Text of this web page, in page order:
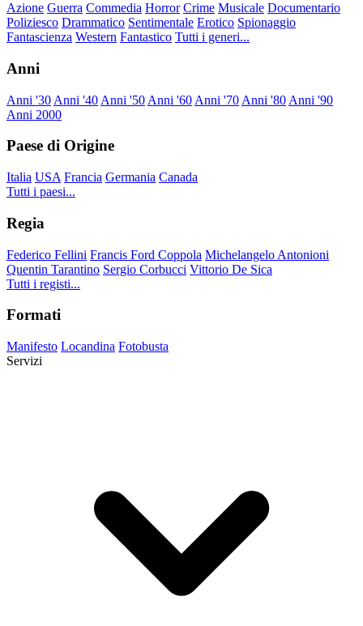
Azione Guerra Commedia Horror Crime Musicale Documentario
Poliziesco Drammatico Sentimentale Erotico Spionaggio
Fantascienza Western Fantastico Tutti i generi...
Anni
Anni '30 Anni '40 Anni '50 Anni '60 Anni '70 Anni '80 Anni '90
Anni 2000
Paese di Origine
Italia USA Francia Germania Canada
Tutti i paesi...
Regia
Federico Fellini Francis Ford Coppola Michelangelo Antonioni
Quentin Tarantino Sergio Corbucci Vittorio De Sica
Tutti i registi...
Formati
Manifesto Locandina Fotobusta
Servizi